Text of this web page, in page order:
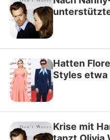
Hatten
Styles
Krise mit